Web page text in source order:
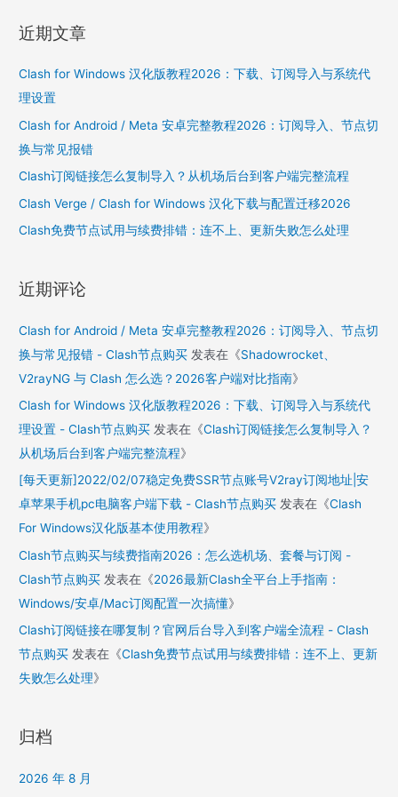
r
h
f
o
r
:
近期文章
Clash for Windows 汉化版教程2026：下载、订阅导入与系统代
理设置
Clash for Android / Meta 安卓完整教程2026：订阅导入、节点切
换与常见报错
Clash订阅链接怎么复制导入？从机场后台到客户端完整流程
Clash Verge / Clash for Windows 汉化下载与配置迁移2026
Clash免费节点试用与续费排错：连不上、更新失败怎么处理
近期评论
Clash for Android / Meta 安卓完整教程2026：订阅导入、节点切
换与常见报错 - Clash节点购买 发表在《Shadowrocket、
V2rayNG 与 Clash 怎么选？2026客户端对比指南》
Clash for Windows 汉化版教程2026：下载、订阅导入与系统代
理设置 - Clash节点购买 发表在《Clash订阅链接怎么复制导入？
从机场后台到客户端完整流程》
[每天更新]2022/02/07稳定免费SSR节点账号V2ray订阅地址|安
卓苹果手机pc电脑客户端下载 - Clash节点购买 发表在《Clash
For Windows汉化版基本使用教程》
Clash节点购买与续费指南2026：怎么选机场、套餐与订阅 -
Clash节点购买 发表在《2026最新Clash全平台上手指南：
Windows/安卓/Mac订阅配置一次搞懂》
Clash订阅链接在哪复制？官网后台导入到客户端全流程 - Clash
节点购买 发表在《Clash免费节点试用与续费排错：连不上、更新
失败怎么处理》
归档
2026 年 8 月